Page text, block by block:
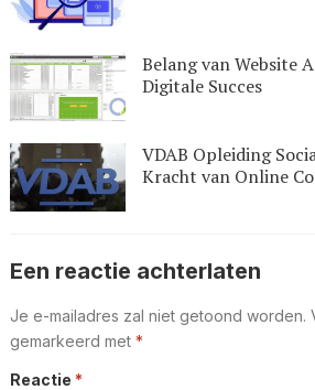
Belang van Website
Digitale Succes
VDAB Opleiding
Kracht van Online
Een reactie achterlaten
Je e-mailadres zal niet getoond worden.
gemarkeerd met *
Reactie *